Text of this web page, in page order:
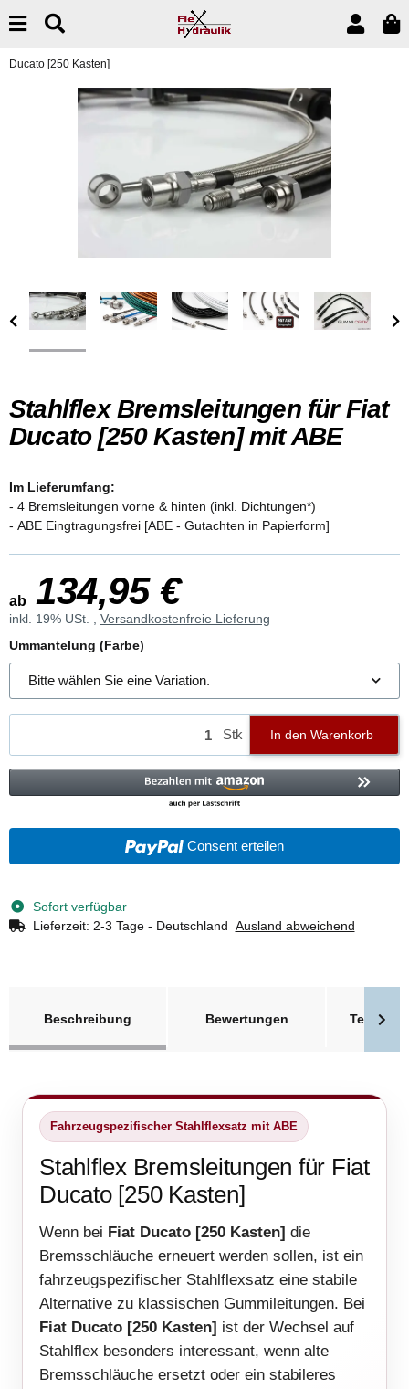
Ducato [250 Kasten]
Stahlflex Bremsleitungen für Fiat
Ducato [250 Kasten] mit ABE
Im Lieferumfang:
- 4 Bremsleitungen vorne & hinten (inkl. Dichtungen*)
- ABE Eingtragungsfrei [ABE - Gutachten in Papierform]
ab 134,95 €
inkl. 19% USt. , Versandkostenfreie Lieferung
Ummantelung (Farbe)
Bitte wählen Sie eine Variation.
Stk In den Warenkorb
Consent erteilen
Sofort verfügbar
Lieferzeit: 2-3 Tage - Deutschland Ausland abweichend
Beschreibung
Bewertungen
Fahrzeugspezifischer Stahlflexsatz mit ABE
Stahlflex Bremsleitungen für Fiat
Ducato [250 Kasten]
Wenn bei Fiat Ducato [250 Kasten] die
Bremsschläuche erneuert werden sollen, ist ein
fahrzeugspezifischer Stahlflexsatz eine stabile
Alternative zu klassischen Gummileitungen. Bei
Fiat Ducato [250 Kasten] ist der Wechsel auf
Stahlflex besonders interessant, wenn alte
Bremsschläuche ersetzt oder ein stabileres